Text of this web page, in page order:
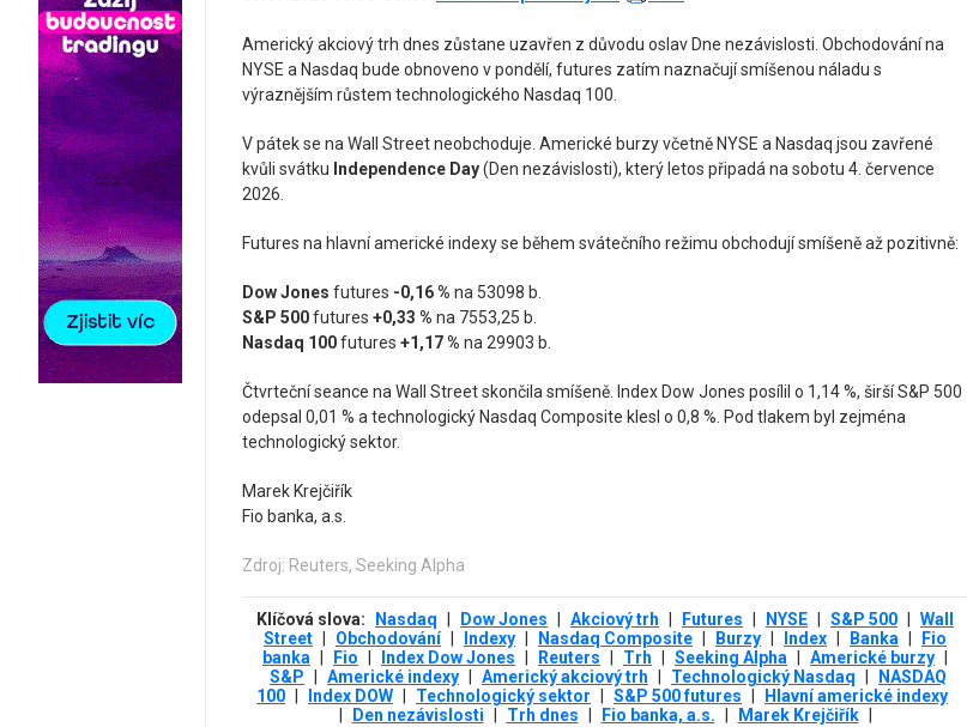
Americký akciový trh dnes zůstane uzavřen z důvodu oslav Dne nezávislosti. Obchodování na
NYSE a Nasdaq bude obnoveno v pondělí, futures zatím naznačují smíšenou náladu s
výraznějším růstem technologického Nasdaq 100.
V pátek se na Wall Street neobchoduje. Americké burzy včetně NYSE a Nasdaq jsou zavřené
kvůli svátku Independence Day(Den nezávislosti), který letos připadá na sobotu 4. července
2026.
Futures na hlavní americké indexy se během svátečního režimu obchodují smíšeně až pozitivně:
Dow Jones futures -0,16 % na 53098 b.
S&P 500futures +0,33 % na 7553,25 b.
Nasdaq 100futures +1,17 % na 29903 b.
Čtvrteční seance na Wall Street skončila smíšeně. Index Dow Jones posílil o 1,14 %, širší S&P 500
odepsal 0,01 % a technologický Nasdaq Composite klesl o 0,8 %. Pod tlakem byl zejména
technologický sektor.
Marek Krejčiřík
Fio banka, a.s.
Zdroj: Reuters, Seeking Alpha
Klíčová slova: Nasdaq Dow Jones Akciový trh Futures NYSE S&P 500
Wall
Street
Obchodování Indexy Nasdaq Composite Burzy Index Banka
Fio
banka
Fio Index Dow Jones Reuters Trh Seeking Alpha Americké burzy
S&P
Americké indexy Americký akciový trh Technologický Nasdaq
NASDAQ
100
Index DOW Technologický sektor S&P 500 futures
Hlavní americké indexy
Den nezávislosti Trh dnes Fio banka, a.s. Marek Krejčiřík